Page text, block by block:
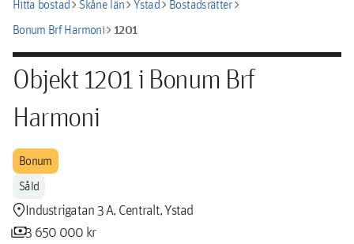
Hitta bostadchevron_rightSkåne länchevron_rightYstadchevron_rightBostadsrätterchevron_right
Bonum Brf Harmonichevron_right1201
Objekt 1201 i Bonum Brf
Harmoni
Bonum
Såld
location_pinIndustrigatan 3 A, Centralt, Ystad
payments3 650 000 kr